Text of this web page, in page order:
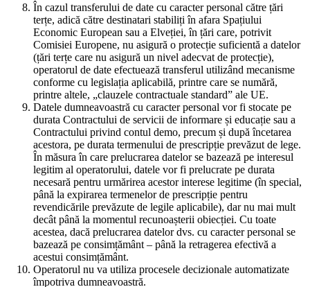
În cazul transferului de date cu caracter personal către țări
terțe, adică către destinatari stabiliți în afara Spațiului
Economic European sau a Elveției, în țări care, potrivit
Comisiei Europene, nu asigură o protecție suficientă a datelor
(țări terțe care nu asigură un nivel adecvat de protecție),
operatorul de date efectuează transferul utilizând mecanisme
conforme cu legislația aplicabilă, printre care se numără,
printre altele, „clauzele contractuale standard” ale UE.
Datele dumneavoastră cu caracter personal vor fi stocate pe
durata Contractului de servicii de informare și educație sau a
Contractului privind contul demo, precum și după încetarea
acestora, pe durata termenului de prescripție prevăzut de lege.
În măsura în care prelucrarea datelor se bazează pe interesul
legitim al operatorului, datele vor fi prelucrate pe durata
necesară pentru urmărirea acestor interese legitime (în special,
până la expirarea termenelor de prescripție pentru
revendicările prevăzute de legile aplicabile), dar nu mai mult
decât până la momentul recunoașterii obiecției. Cu toate
acestea, dacă prelucrarea datelor dvs. cu caracter personal se
bazează pe consimțământ – până la retragerea efectivă a
acestui consimțământ.
Operatorul nu va utiliza procesele decizionale automatizate
împotriva dumneavoastră.